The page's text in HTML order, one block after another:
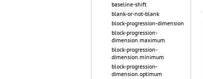
baseline-shift
blank-or-not-blank
block-progression-dimension
block-progression-
dimension.maximum
block-progression-
dimension.minimum
block-progression-
dimension.optimum